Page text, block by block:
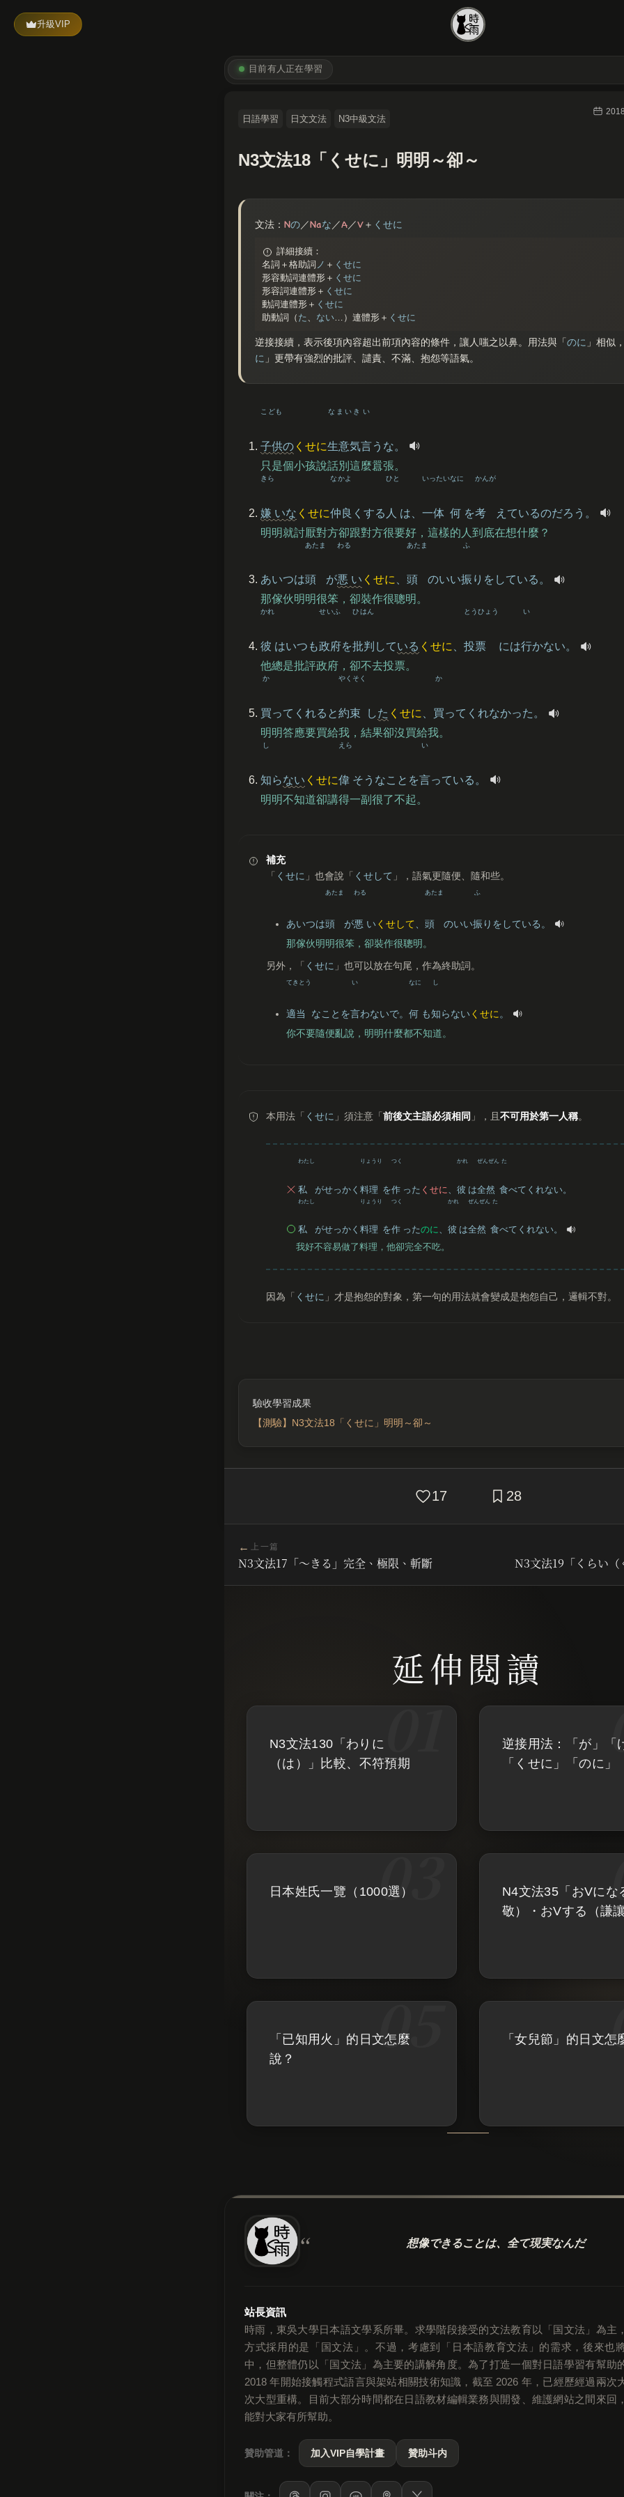
升級VIP
目前有人正在學習
日語學習 日文文法 N3中級文法
N3文法18「くせに」明明～卻～
文法： Nの／Naな ／A／V＋ くせに
詳細接續：
名詞＋格助詞 ノ ＋ くせに
形容動詞連體形＋ くせに
形容詞連體形＋ くせに
動詞連體形＋ くせに
助動詞（ た、 ない…）連體形＋ くせに
逆接接續，表示後項內容超出前項內容的條件，讓人嗤之以鼻。用法與「のに 」相似
に 」更帶有強烈的批評、譴責、不滿、抱怨等語氣。
子供
こども
の くせに生意気
なまいき
言
い
うな。
只是個小孩說話別這麼囂張。
嫌
きら
いな くせに仲良
なかよ
くする 人
ひと
は、 一体
いったい
何
なに
を考
かんが
えているのだろう。
明明就討厭對方卻跟對方很要好，這樣的人到底在想什麼？
あいつは頭
あたま
が悪
わる
い くせに 頭
あたま
のいい振
ふ
りをしている。
那傢伙明明很笨，卻裝作很聰明。
彼
かれ
はいつも政府
せいふ
を批判
ひはん
している くせに 投票
とうひょう
には行
い
かない。
他總是批評政府，卻不去投票。
買
か
ってくれると約束
やくそく
した くせに 買
か
ってくれなかった。
明明答應要買給我，結果卻沒買給我。
知
し
らない くせに偉
えら
そうなことを言
い
っている。
明明不知道卻講得一副很了不起。
補充
「 くせに 」也會說「 くせして 」，語氣更隨便、隨和些。
あいつは頭
あたま
が悪
わる
い くせして 頭
あたま
のいい振
ふ
りをしている。
那傢伙明明很笨，卻裝作很聰明。
另外，「 くせに 」也可以放在句尾，作為終助詞。
適当
てきとう
なことを言
い
わないで。 何
なに
も知
し
らない くせに 。
你不要隨便亂說，明明什麼都不知道。
本用法「 くせに 」須注意「 前後文主語必須相同 」，且 不可用於第一人稱。
私
わたし
がせっかく料理
りょうり
を作
つく
った くせに 、彼
かれ
は全然
ぜんぜん
食
た
べてくれない。
私
わたし
がせっかく料理
りょうり
を作
つく
ったのに 、彼
かれ
は全然
ぜんぜん
食
た
べてくれない。
我好不容易做了料理，他卻完全不吃。
因為「 くせに 」才是抱怨的對象，第一句的用法就會變成是抱怨自己，邏輯不對。
【測驗】N3文法18「くせに」明明～卻～
17 28
← 上一篇
N3文法17「～きる」完全、極限、斬斷 N3文法19「くらい（
N3文法130「わりに
（は）」比較、不符預期
逆接用法：「が」「
「くせに」「のに」
日本姓氏一覽（1000選）
N4文法35「おVにな
敬）・おVする（謙讓
「已知用火」的日文怎麼
說？
「女兒節」的日文怎
想像できることは、 全て現実なんだ
站長資訊
時雨，東吳大學日本語文學系所畢。求學階段接受的文法教育以「国文法」為主
方式採用的是「国文法」。不過，考慮到「日本語教育文法」的需求，後來也
中，但整體仍以「国文法」為主要的講解角度。為了打造一個對日語學習有幫助
2018 年開始接觸程式語言與架站相關技術知識，截至 2026 年，已經歷經過兩次
次大型重構。目前大部分時間都在日語教材編輯業務與開發、維護網站之間來回
能對大家有所幫助。
贊助管道： 加入VIP自學計畫 贊助斗内
LINE